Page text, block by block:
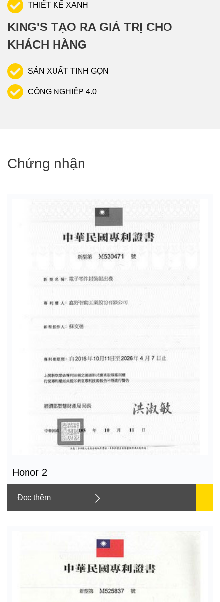
THIẾT KẾ XANH
KING'S TẠO RA GIÁ TRỊ CHO
KHÁCH HÀNG
SẢN XUẤT TINH GỌN
CÔNG NGHIỆP 4.0
Chứng nhận
Honor 2
Đọc thêm